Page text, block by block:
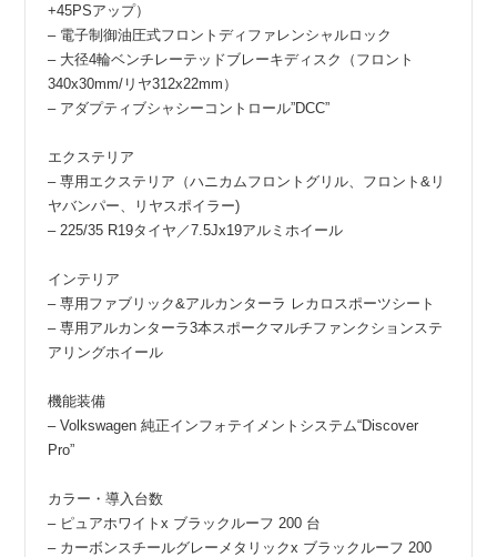
+45PSアップ）
– 電子制御油圧式フロントディファレンシャルロック
– 大径4輪ベンチレーテッドブレーキディスク（フロント
340x30mm/リヤ312x22mm）
– アダプティブシャシーコントロール”DCC”
エクステリア
– 専用エクステリア（ハニカムフロントグリル、フロント&リ
ヤバンパー、リヤスポイラー)
– 225/35 R19タイヤ／7.5Jx19アルミホイール
インテリア
– 専用ファブリック&アルカンターラ レカロスポーツシート
– 専用アルカンターラ3本スポークマルチファンクションステ
アリングホイール
機能装備
– Volkswagen 純正インフォテイメントシステム“Discover
Pro”
カラー・導入台数
– ピュアホワイトx ブラックルーフ 200 台
– カーボンスチールグレーメタリックx ブラックルーフ 200